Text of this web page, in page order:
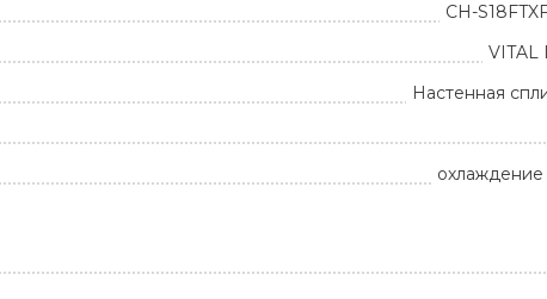
CH-
VITAL
Настенная